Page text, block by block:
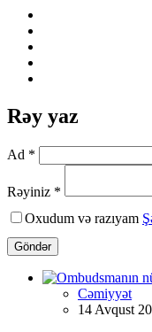
Rəy yaz
Ad *
Rəyiniz *
Oxudum və razıyam
Göndər
Cəmiyyət
14 Avqust